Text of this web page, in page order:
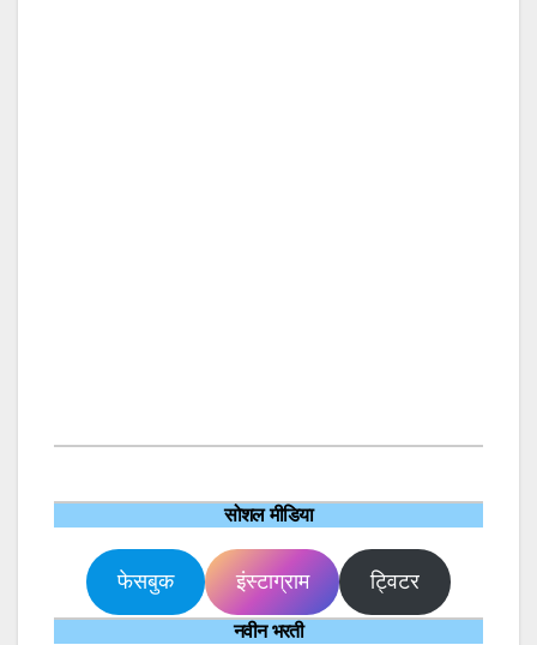
सोशल मीडिया
फेसबुक इंस्टाग्राम ट्विटर
नवीन भरती